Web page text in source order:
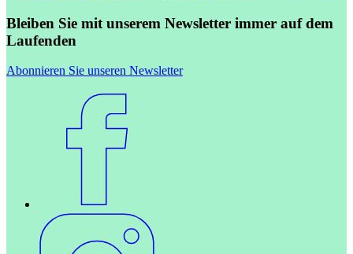
Bleiben Sie mit unserem Newsletter immer auf dem
Laufenden
Abonnieren Sie unseren Newsletter